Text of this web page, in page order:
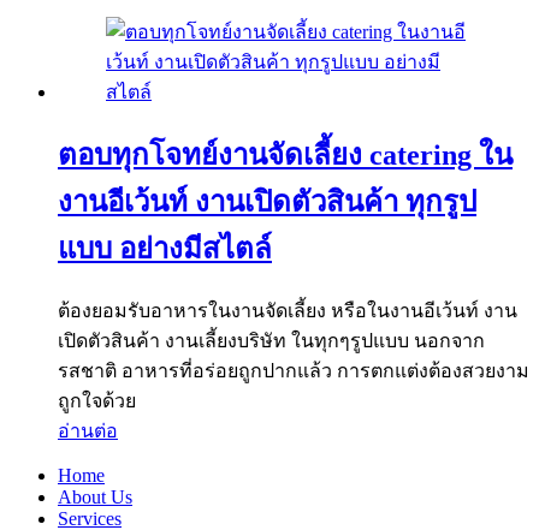
ตอบทุกโจทย์งานจัดเลี้ยง catering ใน
งานอีเว้นท์ งานเปิดตัวสินค้า ทุกรูป
แบบ อย่างมีสไตล์
ต้องยอมรับอาหารในงานจัดเลี้ยง หรือในงานอีเว้นท์ งาน
เปิดตัวสินค้า งานเลี้ยงบริษัท ในทุกๆรูปแบบ นอกจาก
รสชาติ อาหารที่อร่อยถูกปากแล้ว การตกแต่งต้องสวยงาม
ถูกใจด้วย
อ่านต่อ
Home
About Us
Services